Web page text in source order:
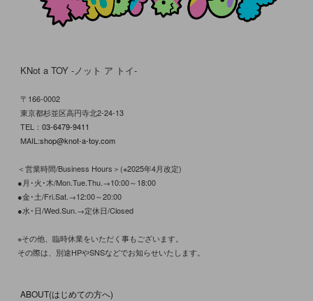
KNot a TOY -ノット ア トイ-
〒166-0002
東京都杉並区高円寺北2-24-13
TEL： 03-6479-9411
MAIL:shop@knot-a-toy.com
＜営業時間/Business Hours＞(※2025年4月改定)
●月･火･木/Mon.Tue.Thu.→10:00～18:00
●金･土/Fri.Sat.→12:00～20:00
●水･日/Wed.Sun.→定休日/Closed
※その他、臨時休業をいただく事もございます。
その際は、別途HPやSNSなどでお知らせいたします。
ABOUT(はじめての方へ)